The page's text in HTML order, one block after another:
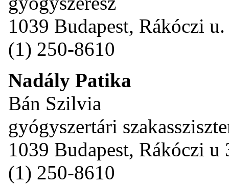
1039 Budapest, Rákóczi
(1) 250-8610
Nadály Patika
Bán Szilvia
gyógyszertári
1039 Budapest, Rákóczi u
(1) 250-8610